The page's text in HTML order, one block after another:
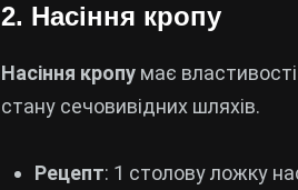
2. Насіння кропу
Насіння кропу має
стану сечовивідних шляхів.
Рецепт: 1 столову ложку